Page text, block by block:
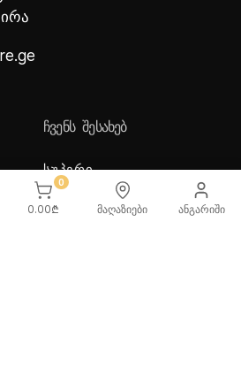
ᲩᲕᲔᲜᲡ ᲨᲔᲡᲐᲮᲔᲑ
სუპერი
სუპერი სათამაშოები
ჩვენი მაღაზიები
0
0.00₾ მაღაზიები ანგარიში